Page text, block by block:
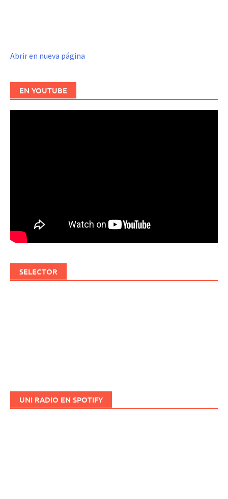
Abrir en nueva página
EN YOUTUBE
SELECTOR
UNI RADIO EN SPOTIFY